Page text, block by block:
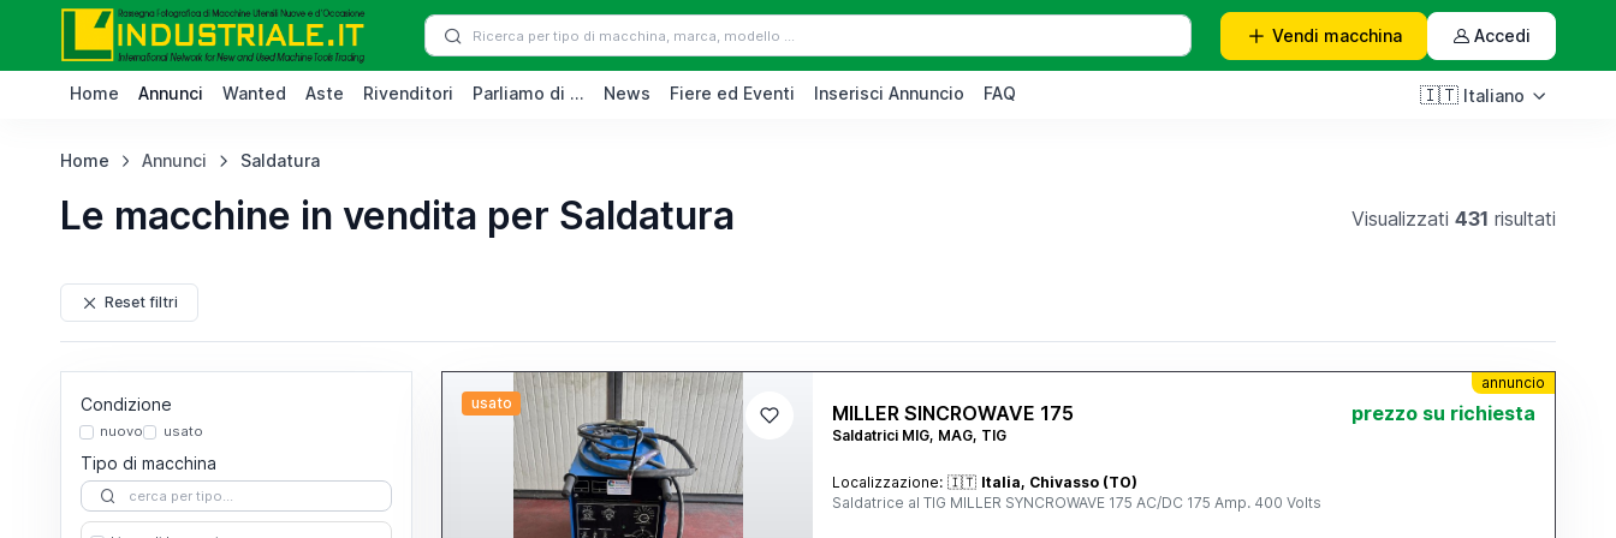
Vendi macchina Accedi
Home Annunci Wanted Aste Rivenditori Parliamo di ... News Fiere ed Eventi Inserisci Annuncio FAQ 🇮🇹 Italiano
Home Annunci Saldatura
Le macchine in vendita per Saldatura Visualizzati431 risultati
Reset filtri
Condizione
nuovo usato
Tipo di macchina
usato
annuncio
MILLER SINCROWAVE 175
Saldatrici MIG, MAG, TIG
prezzo su richiesta
Localizzazione: 🇮🇹 Italia, Chivasso (TO)
Saldatrice al TIG MILLER SYNCROWAVE 175 AC/DC 175 Amp. 400 Volts